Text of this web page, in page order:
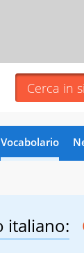
Vocabolario
italiano: